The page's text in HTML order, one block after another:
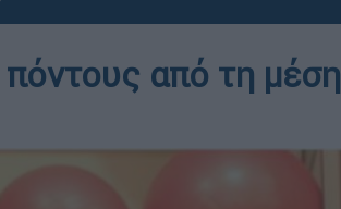
από τη μέση